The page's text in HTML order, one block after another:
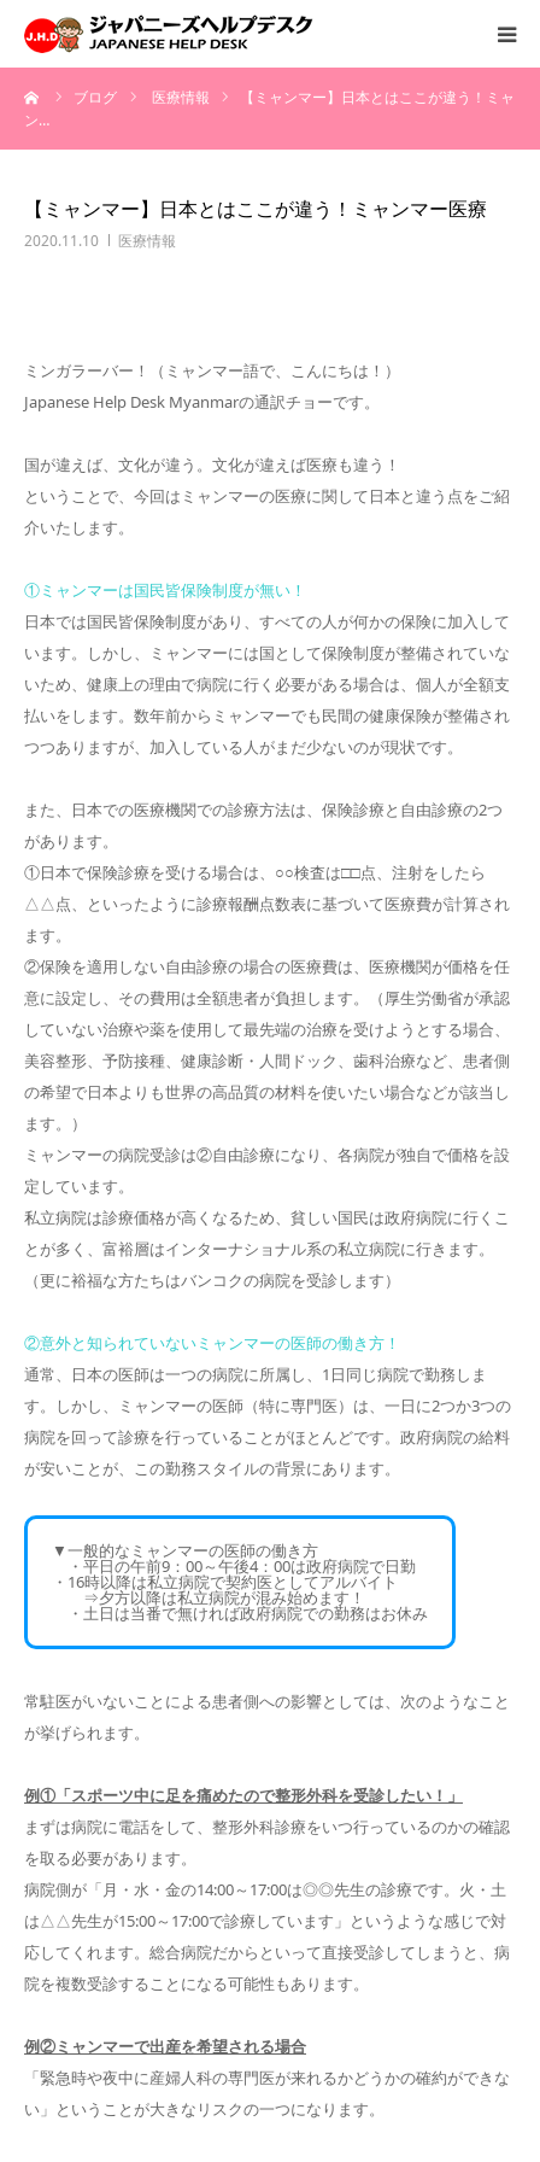
ブログ 医療情報
【ミャンマー】日本とはここが違う！ミャ
ン…
【ミャンマー】日本とはここが違う！ミャンマー医療
2020.11.10
医療情報
ミンガラーバー！（ミャンマー語で、こんにちは！）
Japanese Help Desk Myanmarの通訳チョーです。
国が違えば、文化が違う。文化が違えば医療も違う！
ということで、今回はミャンマーの医療に関して日本と違う点をご紹
介いたします。
①ミャンマーは国民皆保険制度が無い！
日本では国民皆保険制度があり、すべての人が何かの保険に加入して
います。しかし、ミャンマーには国として保険制度が整備されていな
いため、健康上の理由で病院に行く必要がある場合は、個人が全額支
払いをします。数年前からミャンマーでも民間の健康保険が整備され
つつありますが、加入している人がまだ少ないのが現状です。
また、日本での医療機関での診療方法は、保険診療と自由診療の2つ
があります。
①日本で保険診療を受ける場合は、○○検査は□□点、注射をしたら
△△点、といったように診療報酬点数表に基づいて医療費が計算され
ます。
②保険を適用しない自由診療の場合の医療費は、医療機関が価格を任
意に設定し、その費用は全額患者が負担します。（厚生労働省が承認
していない治療や薬を使用して最先端の治療を受けようとする場合、
美容整形、予防接種、健康診断・人間ドック、歯科治療など、患者側
の希望で日本よりも世界の高品質の材料を使いたい場合などが該当し
ます。）
ミャンマーの病院受診は②自由診療になり、各病院が独自で価格を設
定しています。
私立病院は診療価格が高くなるため、貧しい国民は政府病院に行くこ
とが多く、富裕層はインターナショナル系の私立病院に行きます。
（更に裕福な方たちはバンコクの病院を受診します）
②意外と知られていないミャンマーの医師の働き方！
通常、日本の医師は一つの病院に所属し、1日同じ病院で勤務しま
す。しかし、ミャンマーの医師（特に専門医）は、一日に2つか3つの
病院を回って診療を行っていることがほとんどです。政府病院の給料
が安いことが、この勤務スタイルの背景にあります。
▼一般的なミャンマーの医師の働き方
・平日の午前9：00～午後4：00は政府病院で日勤
・16時以降は私立病院で契約医としてアルバイト
⇒夕方以降は私立病院が混み始めます！
・土日は当番で無ければ政府病院での勤務はお休み
常駐医がいないことによる患者側への影響としては、次のようなこと
が挙げられます。
例①「スポーツ中に足を痛めたので整形外科を受診したい！」
まずは病院に電話をして、整形外科診療をいつ行っているのかの確認
を取る必要があります。
病院側が「月・水・金の14:00～17:00は◎◎先生の診療です。火・土
は△△先生が15:00～17:00で診療しています」というような感じで対
応してくれます。総合病院だからといって直接受診してしまうと、病
院を複数受診することになる可能性もあります。
例②ミャンマーで出産を希望される場合
「緊急時や夜中に産婦人科の専門医が来れるかどうかの確約ができな
い」ということが大きなリスクの一つになります。
HOME
病院情報
お問い合わせ